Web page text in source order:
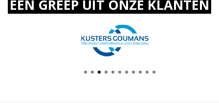
EEN GREEP UIT ONZE KLANTEN